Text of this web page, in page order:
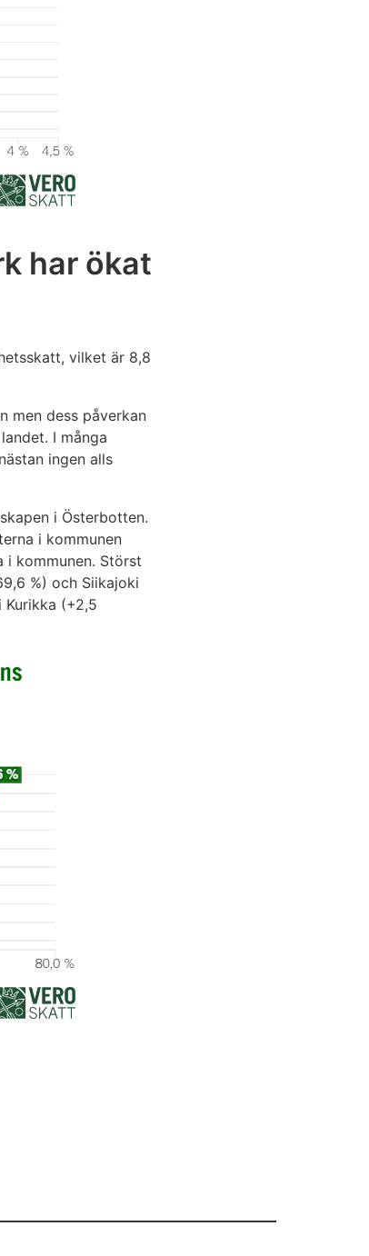
har ökat
vilket är 8,8
men dess påverkan
I många
ingen alls
i Österbotten.
i kommunen
kommunen. Störst
%) och Siikajoki
(+2,5